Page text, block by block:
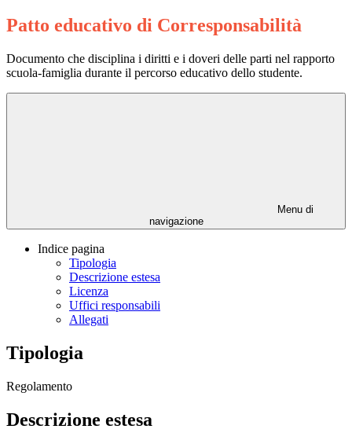
Patto educativo di Corresponsabilità
Documento che disciplina i diritti e i doveri delle parti nel rapporto
scuola-famiglia durante il percorso educativo dello studente.
Menu di
navigazione
Indice pagina
Tipologia
Descrizione estesa
Licenza
Uffici responsabili
Allegati
Tipologia
Regolamento
Descrizione estesa